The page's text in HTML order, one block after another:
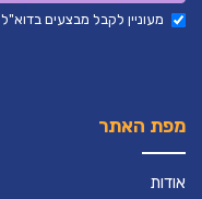
מעוניין לקבל מבצעים בדוא"ל
מפת האתר
אודות